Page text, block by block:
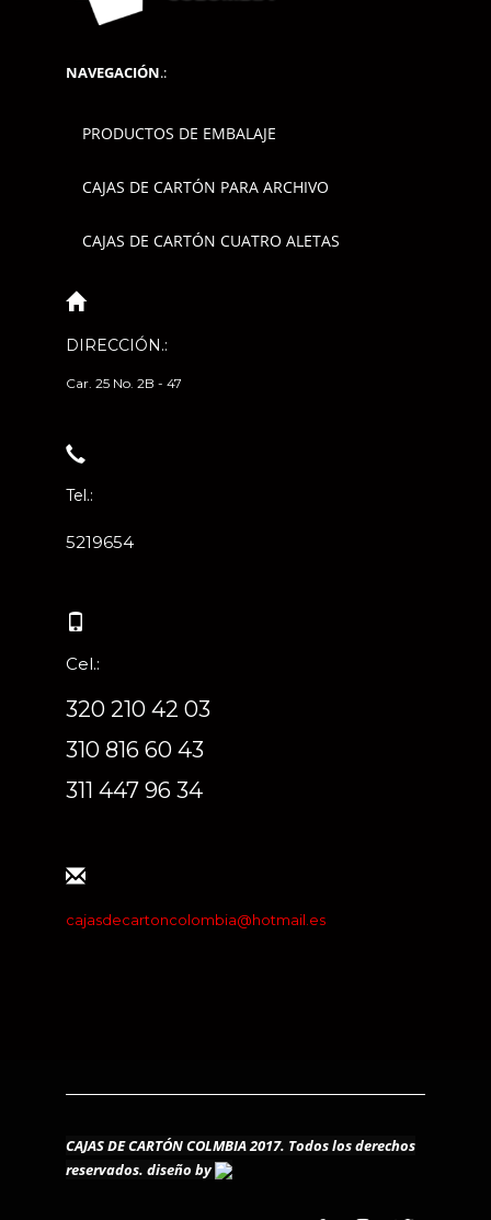
NAVEGACIÓN.:
PRODUCTOS DE EMBALAJE
CAJAS DE CARTÓN PARA ARCHIVO
CAJAS DE CARTÓN CUATRO ALETAS
DIRECCIÓN.:
Car. 25 No. 2B - 47
Tel.:
5219654
Cel.:
320 210 42 03
310 816 60 43
311 447 96 34
cajasdecartoncolombia@hotmail.es
CAJAS DE CARTÓN COLMBIA 2017. Todos los derechos
reservados. diseño by